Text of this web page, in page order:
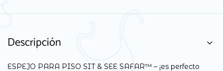
Descripción
ESPEJO PARA PISO SIT & SEE SAFAR™ – ¡es perfecto